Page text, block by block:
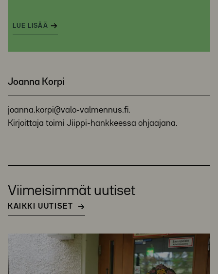
LUE LISÄÄ
Joanna Korpi
joanna.korpi@valo-valmennus.fi.
Kirjoittaja toimi Jiippi-hankkeessa ohjaajana.
Viimeisimmät uutiset
KAIKKI UUTISET